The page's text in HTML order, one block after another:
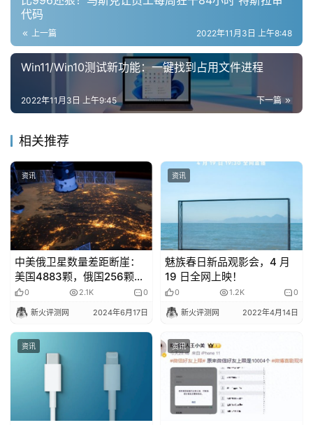
代码
上一篇 2022年11月3日 上午8:48
Win11/Win10测试新功能：一键找到占用文件进程
下一篇
2022年11月3日 上午9:45
相关推荐
资讯
中美俄卫星数量差距断崖：
美国4883颗，俄国256颗，
中国有多少？
0 2.1K 0
新火评测网 2024年6月17日
资讯
魅族春日新品观影会，4 月
19 日全网上映！
0 1.2K 0
新火评测网 2022年4月14日
资讯 资讯